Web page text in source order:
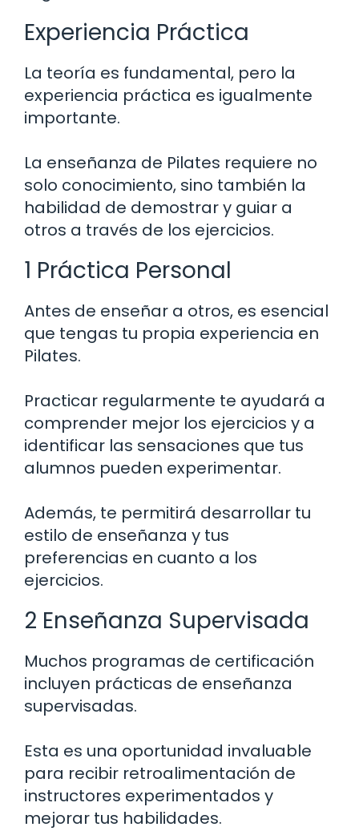
Experiencia Práctica
La teoría es fundamental, pero la
experiencia práctica es igualmente
importante.
La enseñanza de Pilates requiere no
solo conocimiento, sino también la
habilidad de demostrar y guiar a
otros a través de los ejercicios.
1 Práctica Personal
Antes de enseñar a otros, es esencial
que tengas tu propia experiencia en
Pilates.
Practicar regularmente te ayudará a
comprender mejor los ejercicios y a
identificar las sensaciones que tus
alumnos pueden experimentar.
Además, te permitirá desarrollar tu
estilo de enseñanza y tus
preferencias en cuanto a los
ejercicios.
2 Enseñanza Supervisada
Muchos programas de certificación
incluyen prácticas de enseñanza
supervisadas.
Esta es una oportunidad invaluable
para recibir retroalimentación de
instructores experimentados y
mejorar tus habilidades.